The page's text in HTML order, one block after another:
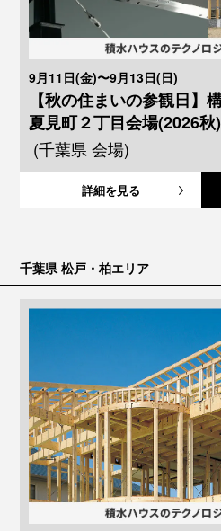
9月11日(金)〜9月13日(日)
【秋の住まいの参観日
夏見町２丁目会場(2026秋)
(千葉県 会場)
詳細を見る
千葉県 松戸・柏エリア